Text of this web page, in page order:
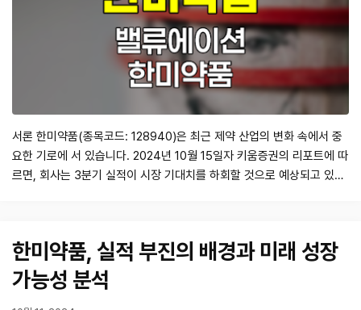
서론 한미약품(종목코드: 128940)은 최근 제약 산업의 변화 속에서 중
요한 기로에 서 있습니다. 2024년 10월 15일자 키움증권의 리포트에 따
르면, 회사는 3분기 실적이 시장 기대치를 하회할 것으로 예상되고 있으
미…
한미약품, 실적 부진의 배경과 미래 성장
가능성 분석